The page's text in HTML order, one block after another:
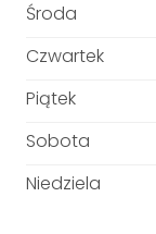
Środa
Czwartek
Piątek
Sobota
Niedziela